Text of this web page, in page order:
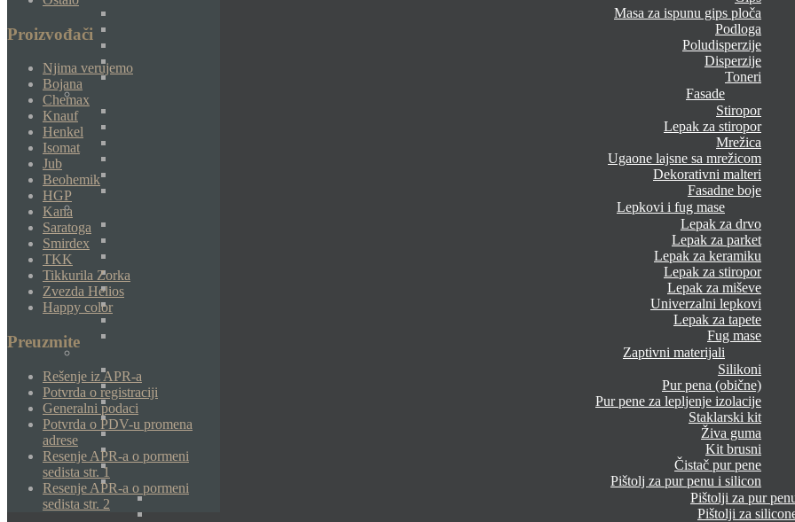
Masa za ispunu gips ploča
Podloga
Poludisperzije
Disperzije
Toneri
Fasade
Stiropor
Lepak za stiropor
Mrežica
Ugaone lajsne sa mrežicom
Dekorativni malteri
Fasadne boje
Lepkovi i fug mase
Lepak za drvo
Lepak za parket
Lepak za keramiku
Lepak za stiropor
Lepak za miševe
Univerzalni lepkovi
Lepak za tapete
Fug mase
Zaptivni materijali
Silikoni
Pur pena (obične)
Pur pene za lepljenje izolacije
Staklarski kit
Živa guma
Kit brusni
Čistač pur pene
Pištolj za pur penu i silicon
Pištolji za pur
Pištolji za
Proizvođači
Njima verujemo
Bojana
Chemax
Knauf
Henkel
Isomat
Jub
Beohemik
HGP
Kana
Saratoga
Smirdex
TKK
Tikkurila Zorka
Zvezda Helios
Happy color
Preuzmite
Rešenje iz APR-a
Potvrda o registraciji
Generalni podaci
Potvrda o PDV-u promena
adrese
Resenje APR-a o pormeni
sedista str. 1
Resenje APR-a o pormeni
sedista str. 2